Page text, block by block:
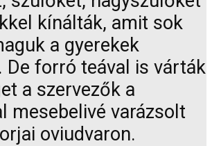
kínálták, amit sok
a gyerekek
De forró teával is várták
a szervezők a
mesebelivé varázsolt
oviudvaron.